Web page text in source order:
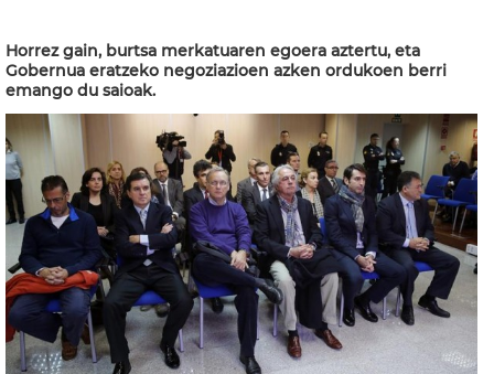
Horrez gain, burtsa merkatuaren egoera aztertu, eta
Gobernua eratzeko negoziazioen azken ordukoen berri
emango du saioak.